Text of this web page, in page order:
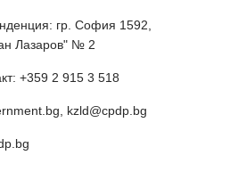
гр. София 1592,
Лазаров" № 2
+359 2 915 3 518
kzld@cpdp.bg